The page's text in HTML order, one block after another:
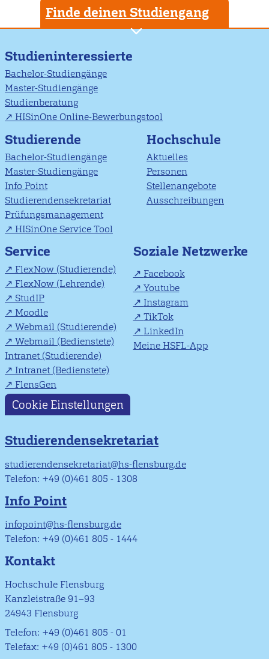
Finde deinen Studiengang
Studieninteressierte
Bachelor-Studiengänge
Master-Studiengänge
Studienberatung
HISinOne Online-Bewerbungstool
Studierende
Bachelor-Studiengänge
Master-Studiengänge
Info Point
Studierendensekretariat
Prüfungsmanagement
HISinOne Service Tool
Hochschule
Aktuelles
Personen
Stellenangebote
Ausschreibungen
Service
FlexNow (Studierende)
FlexNow (Lehrende)
StudIP
Moodle
Webmail (Studierende)
Webmail (Bedienstete)
Intranet (Studierende)
Intranet (Bedienstete)
FlensGen
Soziale Netzwerke
Facebook
Youtube
Instagram
TikTok
LinkedIn
Meine HSFL-App
Cookie Einstellungen
Studierendensekretariat
studierendensekretariat@hs-flensburg.de
Telefon: +49 (0)461 805 - 1308
Info Point
infopoint@hs-flensburg.de
Telefon: +49 (0)461 805 - 1444
Kontakt
Hochschule Flensburg
Kanzleistraße 91–93
24943 Flensburg
Telefon: +49 (0)461 805 - 01
Telefax: +49 (0)461 805 - 1300